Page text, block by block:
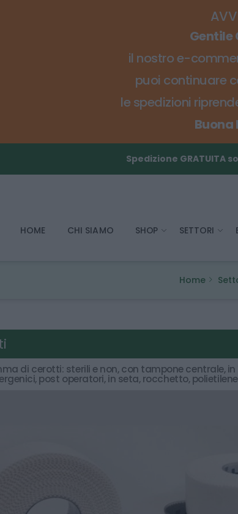
Gentile
il nostro e-
puoi continuare
le spedizioni
Buona
Spedizione GRATUITA
HOME CHI SIAMO SHOP SETTORI
Home
di cerotti: sterili e non, con tampone centrale, in
post operatori, in seta, rocchetto,